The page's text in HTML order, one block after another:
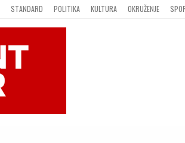
STANDARD POLITIKA KULTURA OKRUŽENJE
KONTAKT